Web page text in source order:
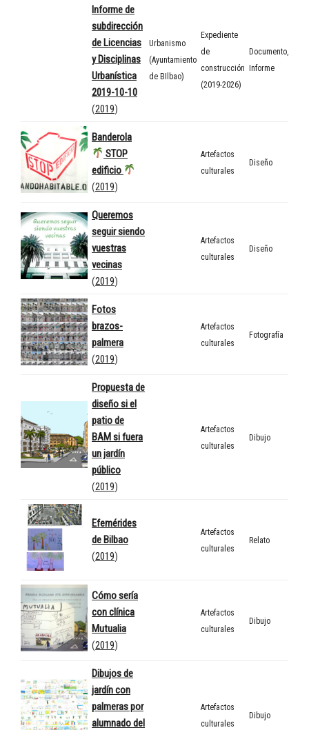
Informe de
subdirección
de Licencias
y Disciplinas
Urbanística
2019-10-10
(2019)
Urbanismo
(Ayuntamiento
de BIlbao)
Expediente
de
construcción
(2019-2026)
Documento,
Informe
Banderola
STOP
edificio
(2019)
Artefactos
culturales
Diseño
Queremos
seguir siendo
vuestras
vecinas
(2019)
Artefactos
culturales
Diseño
Fotos
brazos-
palmera
(2019)
Artefactos
culturales
Fotografía
Propuesta de
diseño si el
patio de
BAM si fuera
un jardín
público
(2019)
Artefactos
culturales
Dibujo
Efemérides
de Bilbao
(2019)
Artefactos
culturales
Relato
Cómo sería
con clínica
Mutualia
(2019)
Artefactos
culturales
Dibujo
Dibujos de
jardín con
palmeras por
alumnado del
Artefactos
culturales
Dibujo